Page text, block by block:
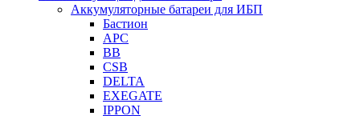
Аккумуляторные батареи для ИБП
Бастион
APC
BB
CSB
DELTA
EXEGATE
IPPON